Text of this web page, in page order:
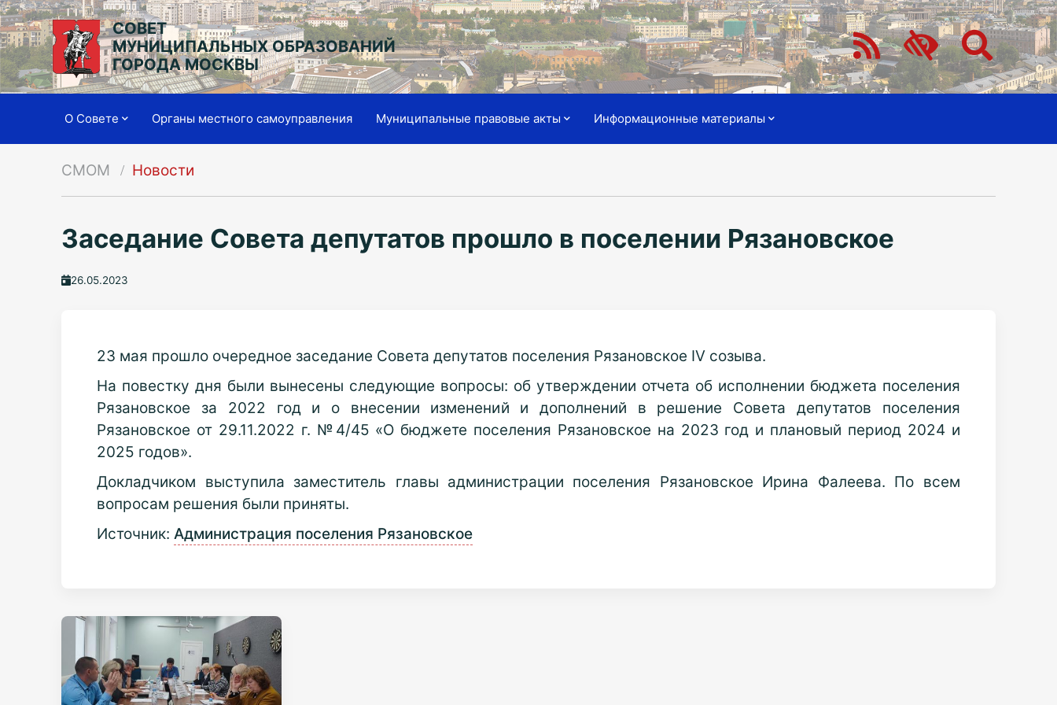
СОВЕТ
МУНИЦИПАЛЬНЫХ ОБРАЗОВАНИЙ
ГОРОДА МОСКВЫ
О Совете Органы местного самоуправления Муниципальные правовые акты Информационные материалы
СМОМ Новости
Заседание Совета депутатов прошло в поселении Рязановское
26.05.2023
23 мая прошло очередное заседание Совета депутатов поселения Рязановское IV созыва.
На повестку дня были вынесены следующие вопросы: об утверждении отчета об исполнении бюджета поселения
Рязановское за 2022 год и о внесении изменений и дополнений в решение Совета депутатов поселения
Рязановское от 29.11.2022 г. №4/45 «О бюджете поселения Рязановское на 2023 год и плановый период 2024 и
2025 годов».
Докладчиком выступила заместитель главы администрации поселения Рязановское Ирина Фалеева. По всем
вопросам решения были приняты.
Источник:Администрация поселения Рязановское